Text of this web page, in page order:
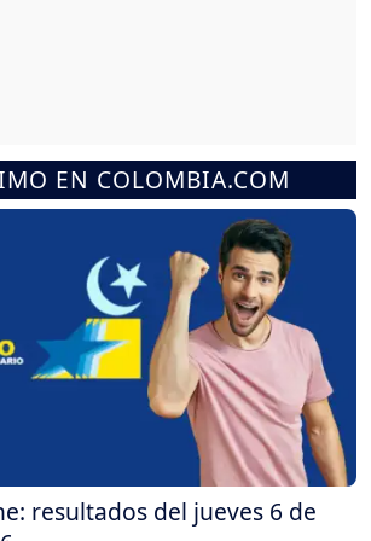
EN COLOMBIA.COM
resultados del jueves 6 de